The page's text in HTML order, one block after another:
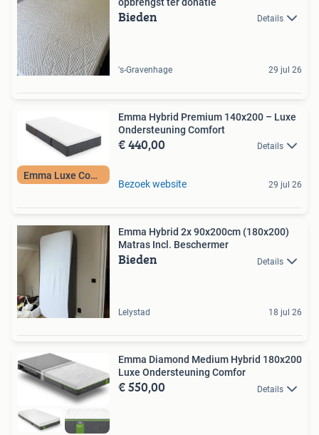
Bieden Details
's-Gravenhage 29 jul 26
Emma Luxe Comfort
Emma Hybrid Premium 140x200 – Luxe
Ondersteuning Comfort
€ 440,00 Details
Bezoek website 29 jul 26
Emma Hybrid 2x 90x200cm (180x200)
Matras Incl. Beschermer
Bieden Details
Lelystad 18 jul 26
Emma Diamond Medium Hybrid 180x200
Luxe Ondersteuning Comfor
€ 550,00 Details